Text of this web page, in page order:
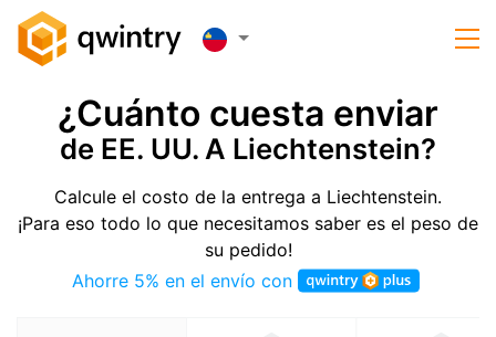
¿Cuánto cuesta enviar
de EE. UU. A Liechtenstein?
Calcule el costo de la entrega a Liechtenstein.
¡Para eso todo lo que necesitamos saber es el peso de
su pedido!
Ahorre 5% en el envío con